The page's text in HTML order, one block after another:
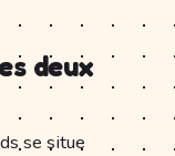
deux
se situe